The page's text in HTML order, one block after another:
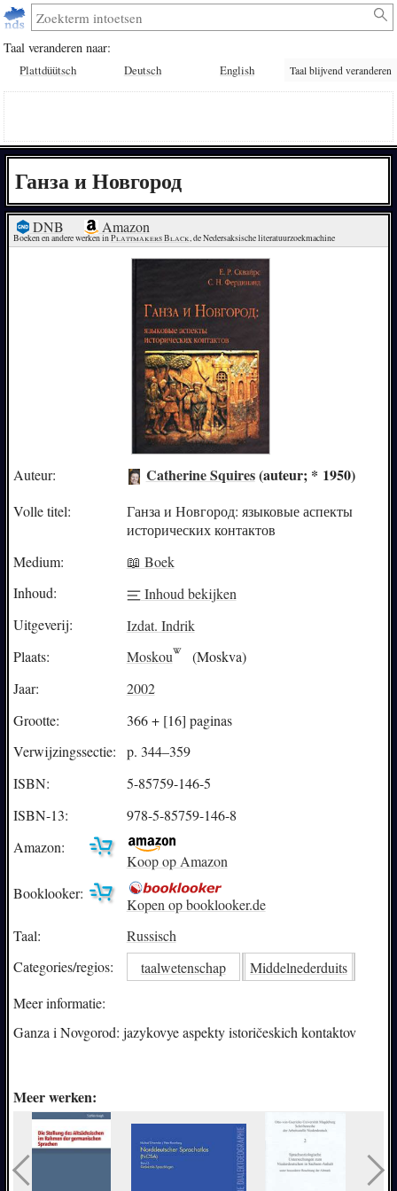
Taal veranderen naar:
Plattdüütsch Deutsch English Taal blijvend veranderen
Ганза и Новгород
DNB Amazon
Boeken en andere werken in Plattmakers Black, de Nedersaksische literatuurzoekmachine
Auteur: Catherine Squires(auteur; * 1950)
Volle titel:
Ганза и Новгород: языковые аспекты
исторических контактов
Medium:
📖 Boek
Inhoud:
Inhoud bekijken
Uitgeverij:
Izdat. Indrik
Plaats:
Moskou
(Moskva)
Jaar:
2002
Grootte:
366 + [16] paginas
Verwijzingssectie:
p. 344–359
ISBN:
5-85759-146-5
ISBN-13:
978-5-85759-146-8
Amazon:
Koop op Amazon
Booklooker:
Kopen op booklooker.de
Taal:
Russisch
Categories/regios: taalwetenschap
Middelnederduits
Meer informatie:
Ganza i Novgorod: jazykovye aspekty istoričeskich kontaktov
Meer werken: